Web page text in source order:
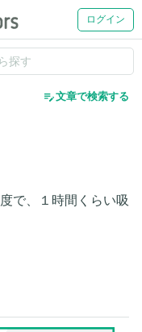
ログイン
edit_note文章で検索する
で、１時間くらい吸